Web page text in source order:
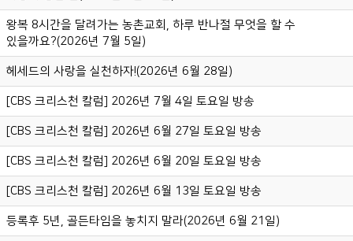
왕복 8시간을 달려가는 농촌교회, 하루 반나절 무엇을 할 수
있을까요?(2026년 7월 5일)
헤세드의 사랑을 실천하자!(2026년 6월 28일)
[CBS 크리스천 칼럼] 2026년 7월 4일 토요일 방송
[CBS 크리스천 칼럼] 2026년 6월 27일 토요일 방송
[CBS 크리스천 칼럼] 2026년 6월 20일 토요일 방송
[CBS 크리스천 칼럼] 2026년 6월 13일 토요일 방송
등록후 5년, 골든타임을 놓치지 말라(2026년 6월 21일)